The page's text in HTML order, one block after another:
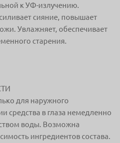
к УФ-излучению.
сияние, повышает
Увлажняет, обеспечивает
старения.
для наружного
средства в глаза немедленно
воды. Возможна
ингредиентов состава.